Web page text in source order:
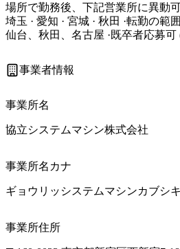
場所で勤務後、下記営業所に異動
埼玉 · 愛知 · 宮城 · 秋田 ·転勤の範
仙台、秋田、名古屋 ·既卒者応募
事業者情報
事業所名
協立システムマシン株式会社
事業所名カナ
ギョウリッシステムマシンカブシ
事業所住所